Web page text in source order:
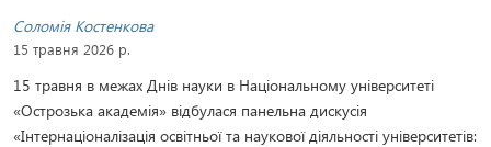
Соломія Костенкова
15 травня 2026 р.
15 травня в межах Днів науки в Національному університеті
«Острозька академія» відбулася панельна дискусія
«Інтернаціоналізація освітньої та наукової діяльності університетів: